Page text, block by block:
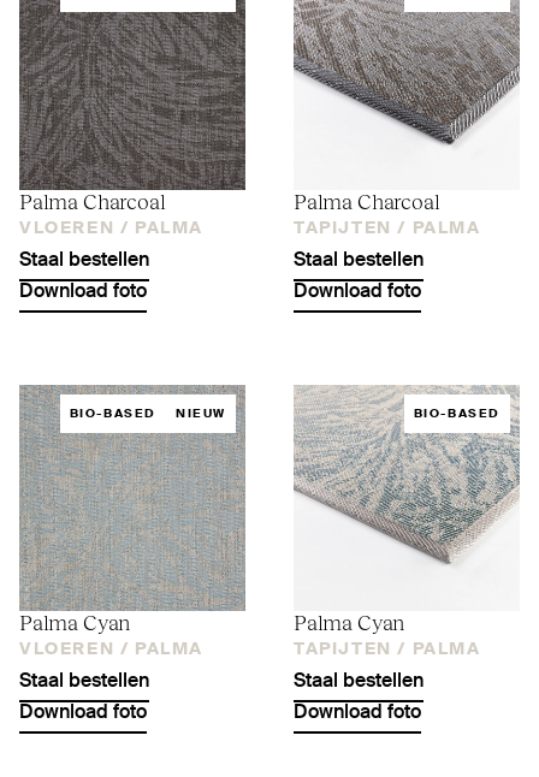
Palma Charcoal
VLOEREN / PALMA
Staal bestellen
Download foto
Palma Charcoal
TAPIJTEN / PALMA
Staal bestellen
Download foto
BIO-BASED NIEUW
Palma Cyan
VLOEREN / PALMA
Staal bestellen
Download foto
BIO-BASED
Palma Cyan
TAPIJTEN / PALMA
Staal bestellen
Download foto